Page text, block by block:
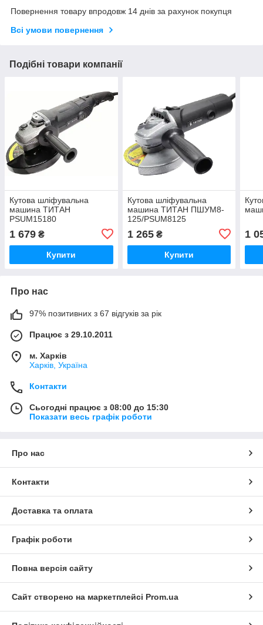
Повернення товару впродовж 14 днів за рахунок покупця
Всі умови повернення
Подібні товари компанії
Кутова шліфувальна
машина ТИТАН
PSUM15180
1 679 ₴
Купити
Кутова шліфувальна
машина ТИТАН ПШУМ8-
125/PSUM8125
1 265₴
Купити
1
Про нас
97% позитивних з 67 відгуків за рік
Працює з 29.10.2011
м. Харків
Харків, Україна
Контакти
Сьогодні працює з 08:00 до 15:30
Показати весь графік роботи
Про нас
Контакти
Доставка та оплата
Графік роботи
Повна версія сайту
Сайт створено на маркетплейсі Prom.ua